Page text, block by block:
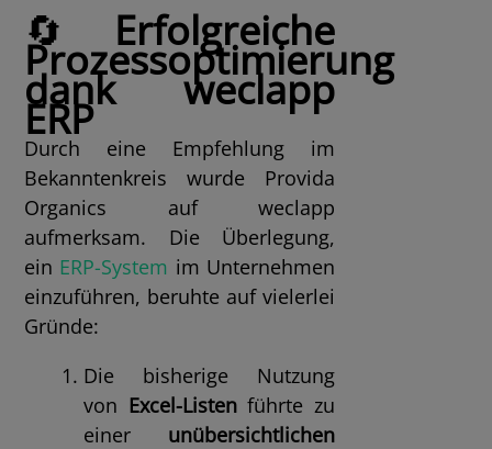
🔄 Erfolgreiche
Prozessoptimierung
dank weclapp
ERP
Durch eine Empfehlung im
Bekanntenkreis wurde Provida
Organics auf weclapp
aufmerksam. Die Überlegung,
ein ERP-System im Unternehmen
einzuführen, beruhte auf vielerlei
Gründe:
Die bisherige Nutzung
von Excel-Listenführte zu
einer unübersichtlichen